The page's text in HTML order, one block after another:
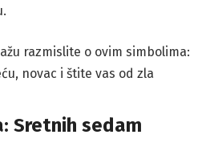
Sretnih sedam